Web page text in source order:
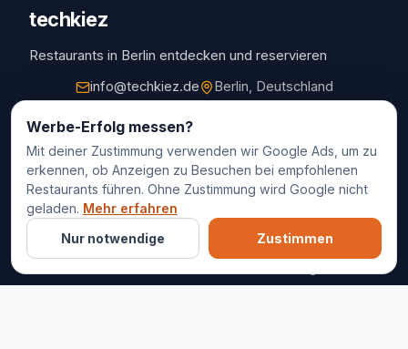
techkiez
Restaurants in Berlin entdecken und reservieren
info@techkiez.de
Berlin, Deutschland
Restaurants
Restaurantauswahl
Für Unternehmen
Kontakt
© 2025 techkiez. Alle Rechte vorbehalten.
Werbe-Erfolg messen?
Mit deiner Zustimmung verwenden wir Google Ads, um zu
erkennen, ob Anzeigen zu Besuchen bei empfohlenen
Restaurants führen. Ohne Zustimmung wird Google nicht
geladen. Mehr erfahren
Nur notwendige
Zustimmen